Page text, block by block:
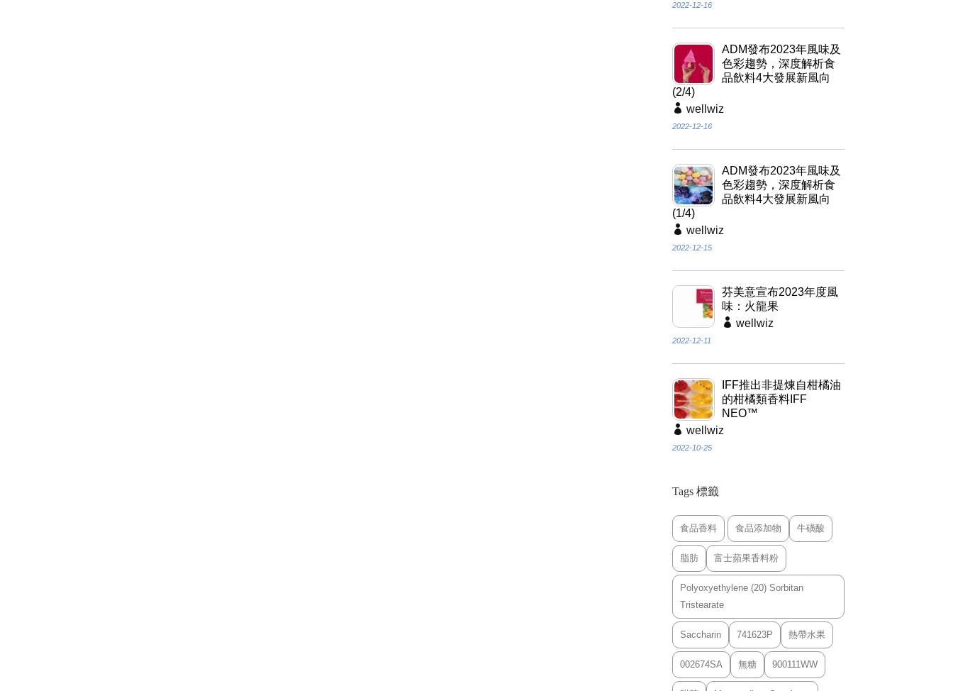
2022-12-16
ADM發布2023年風味及
色彩趨勢，深度解析食
品飲料4大發展新風向
(2/4)
wellwiz
2022-12-16
ADM發布2023年風味及
色彩趨勢，深度解析食
品飲料4大發展新風向
(1/4)
wellwiz
2022-12-15
芬美意宣布2023年度風
味：火龍果
wellwiz
2022-12-11
IFF推出非提煉自柑橘油
的柑橘類香料IFF
NEO™
wellwiz
2022-10-25
Tags 標籤
食品香料 食品添加物 牛磺酸
脂肪 富士蘋果香料粉
Polyoxyethylene (20) Sorbitan
Tristearate
Saccharin 741623P 熱帶水果
002674SA 無糖 900111WW